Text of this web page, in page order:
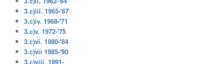
3.c)iii. 1965-'67
3.c)iv. 1968-'71
3.c)v. 1972-'75
3.c)vi. 1980-'84
3.c)vii 1985-'90
3.c)viii. 1991-